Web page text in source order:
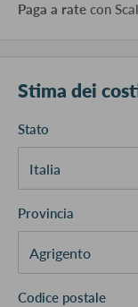
Paga a rate con
Stima dei
Stato
Provincia
Codice postale